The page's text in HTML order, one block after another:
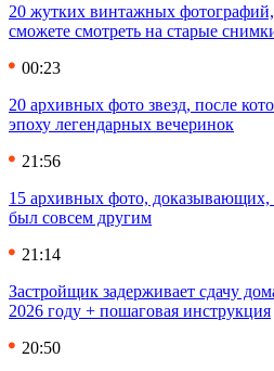
20 жутких винтажных
сможете смотреть на старые
00:23
20 архивных фото звезд, после
эпоху легендарных вечеринок
21:56
15 архивных фото, доказывающих,
был совсем другим
21:14
Застройщик задерживает сдачу
2026 году + пошаговая инструкция
20:50